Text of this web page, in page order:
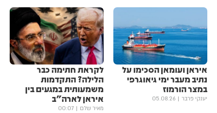
איראן ועומאן הסכימו על
נתיב מעבר ימי גיאוגרפי
במצר הורמוז
יענקי פרבר 05.08.26
לקראת חתימה כבר
הלילה? התקדמות
משמעותית במגעים בין
איראן לארה"ב
מאיר שלם 00:07